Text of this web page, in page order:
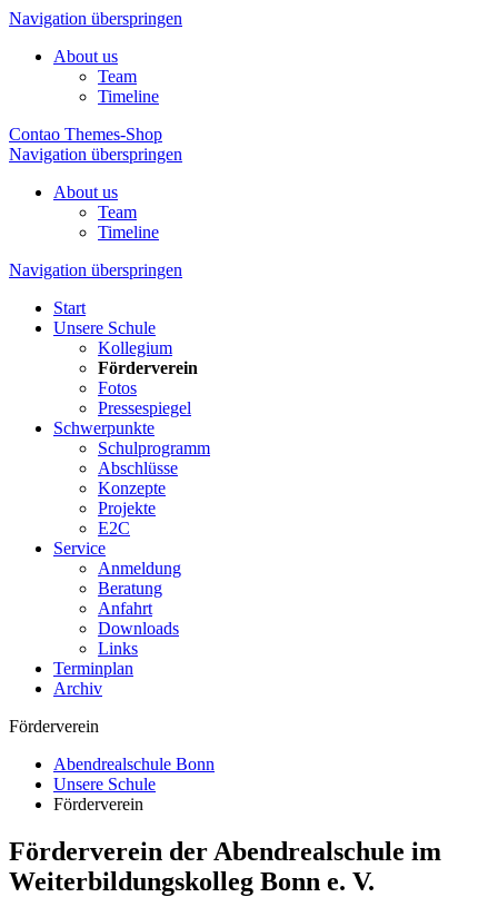
Navigation überspringen
About us
Team
Timeline
Contao Themes-Shop
Navigation überspringen
About us
Team
Timeline
Navigation überspringen
Start
Unsere Schule
Kollegium
Förderverein
Fotos
Pressespiegel
Schwerpunkte
Schulprogramm
Abschlüsse
Konzepte
Projekte
E2C
Service
Anmeldung
Beratung
Anfahrt
Downloads
Links
Terminplan
Archiv
Förderverein
Abendrealschule Bonn
Unsere Schule
Förderverein
Förderverein der Abendrealschule im
Weiterbildungskolleg Bonn e. V.